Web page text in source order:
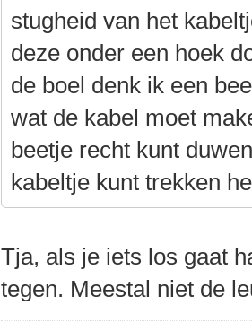
stugheid van het
deze onder een hoek
de boel denk ik een
wat de kabel moet
beetje recht kunt
kabeltje kunt trekken
Tja, als je iets los gaat
tegen. Meestal niet de